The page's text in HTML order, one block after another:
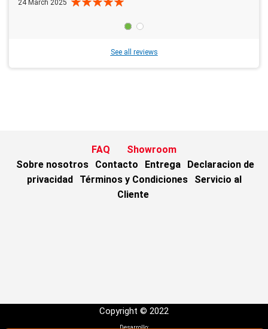
24 March 2025
See all reviews
FAQ
Showroom
Sobre nosotros
Contacto Entrega
Declaracion de
privacidad
Términos y Condiciones
Servicio al
Cliente
Copyright © 2022
Desarrollo: